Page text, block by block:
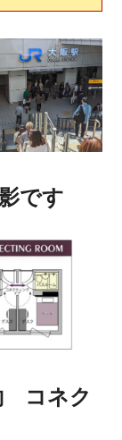
です
コネク